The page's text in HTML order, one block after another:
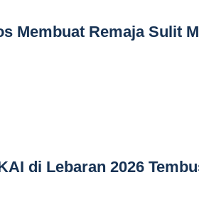
Membuat Remaja Sulit
di Lebaran 2026